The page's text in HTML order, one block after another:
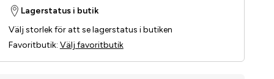
Lagerstatus i butik
Välj storlek för att se lagerstatus i butiken
Favoritbutik: Välj favoritbutik